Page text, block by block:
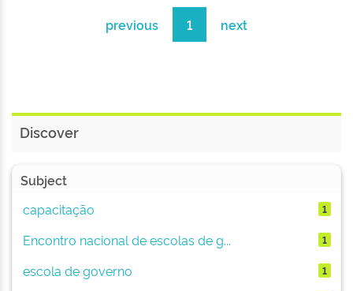
previous 1 next
Discover
Subject
capacitação
1
Encontro nacional de escolas de g... 1
escola de governo 1